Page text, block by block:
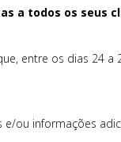
a todos os seus
entre os dias 24 a
e/ou informações